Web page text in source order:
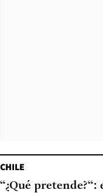
CHILE
“¿Qué